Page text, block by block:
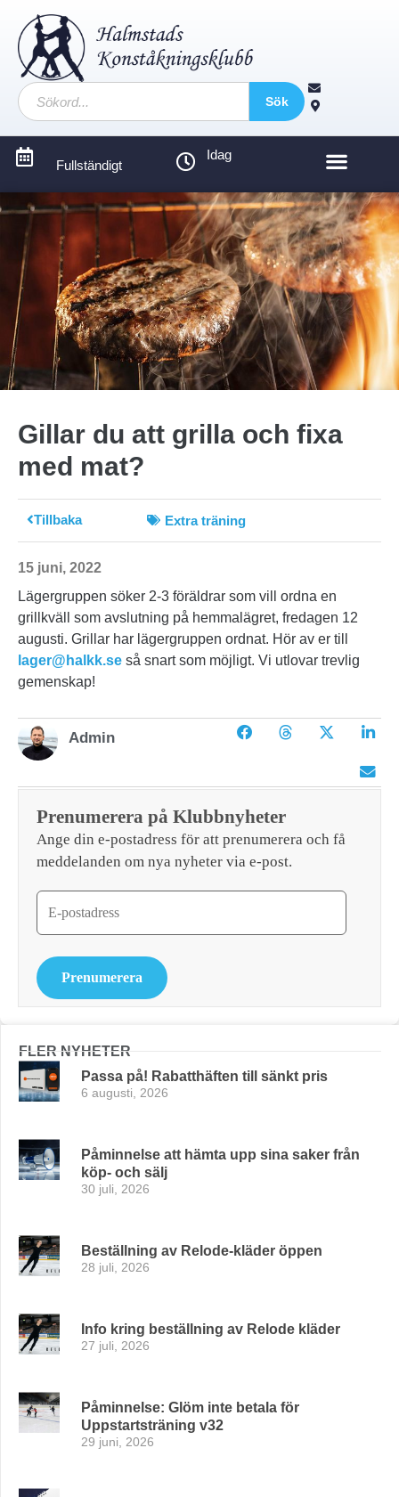
Sök
Fullständigt
Idag
Gillar du att grilla och fixa
med mat?
Tillbaka Extra träning
15 juni, 2022
Lägergruppen söker 2-3 föräldrar som vill ordna en
grillkväll som avslutning på hemmalägret, fredagen 12
augusti. Grillar har lägergruppen ordnat. Hör av er till
lager@halkk.se så snart som möjligt. Vi utlovar trevlig
gemenskap!
Admin
Prenumerera på Klubbnyheter
Ange din e-postadress för att prenumerera och få
meddelanden om nya nyheter via e-post.
Prenumerera
FLER NYHETER
Passa på! Rabatthäften till sänkt pris
6 augusti, 2026
Påminnelse att hämta upp sina saker från
köp- och sälj
30 juli, 2026
Beställning av Relode-kläder öppen
28 juli, 2026
Info kring beställning av Relode kläder
27 juli, 2026
Påminnelse: Glöm inte betala för
Uppstartsträning v32
29 juni, 2026